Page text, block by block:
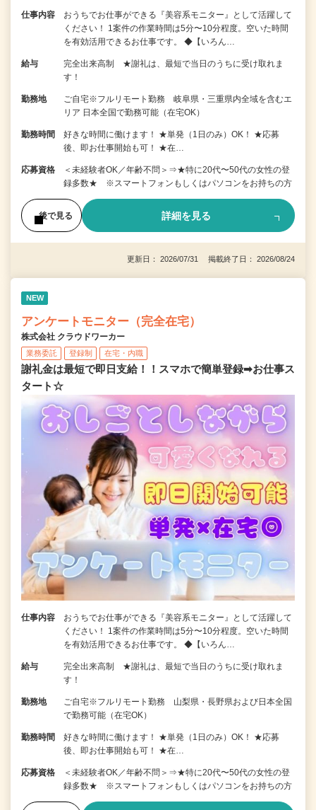
仕事内容
おうちでお仕事ができる『美容系モニター』として活躍して
ください！ 1案件の作業時間は5分〜10分程度。空いた時間
を有効活用できるお仕事です。 ◆【いろん…
給与
完全出来高制 ★謝礼は、最短で当日のうちに受け取れま
す！
勤務地
ご自宅※フルリモート勤務 岐阜県・三重県内全域を含むエ
リア 日本全国で勤務可能（在宅OK）
勤務時間
好きな時間に働けます！ ★単発（1日のみ）OK！ ★応募
後、即お仕事開始も可！ ★在…
応募資格
＜未経験者OK／年齢不問＞⇒★特に20代〜50代の女性の登
録多数★ ※スマートフォンもしくはパソコンをお持ちの方
後で見る 詳細を見る
更新日： 2026/07/31 掲載終了日： 2026/08/24
NEW
アンケートモニター（完全在宅）
株式会社 クラウドワーカー
業務委託 登録制 在宅・内職
謝礼金は最短で即日支給！！スマホで簡単登録➡お仕事ス
タート☆
仕事内容
おうちでお仕事ができる『美容系モニター』として活躍して
ください！ 1案件の作業時間は5分〜10分程度。空いた時間
を有効活用できるお仕事です。 ◆【いろん…
給与
完全出来高制 ★謝礼は、最短で当日のうちに受け取れま
す！
勤務地
ご自宅※フルリモート勤務 山梨県・長野県および日本全国
で勤務可能（在宅OK）
勤務時間
好きな時間に働けます！ ★単発（1日のみ）OK！ ★応募
後、即お仕事開始も可！ ★在…
応募資格
＜未経験者OK／年齢不問＞⇒★特に20代〜50代の女性の登
録多数★ ※スマートフォンもしくはパソコンをお持ちの方